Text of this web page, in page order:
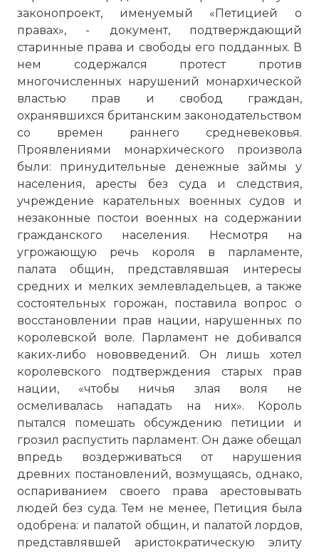
законопроект, именуемый «Петицией о
правах», - документ, подтверждающий
старинные права и свободы его подданных. В
нем содержался протест против
многочисленных нарушений монархической
властью прав и свобод граждан,
охранявшихся британским законодательством
со времен раннего средневековья.
Проявлениями монархического произвола
были: принудительные денежные займы у
населения, аресты без суда и следствия,
учреждение карательных военных судов и
незаконные постои военных на содержании
гражданского населения. Несмотря на
угрожающую речь короля в парламенте,
палата общин, представлявшая интересы
средних и мелких землевладельцев, а также
состоятельных горожан, поставила вопрос о
восстановлении прав нации, нарушенных по
королевской воле. Парламент не добивался
каких-либо нововведений. Он лишь хотел
королевского подтверждения старых прав
нации, «чтобы ничья злая воля не
осмеливалась нападать на них». Король
пытался помешать обсуждению петиции и
грозил распустить парламент. Он даже обещал
впредь воздерживаться от нарушения
древних постановлений, возмущаясь, однако,
оспариванием своего права арестовывать
людей без суда. Тем не менее, Петиция была
одобрена: и палатой общин, и палатой лордов,
представлявшей аристократическую элиту